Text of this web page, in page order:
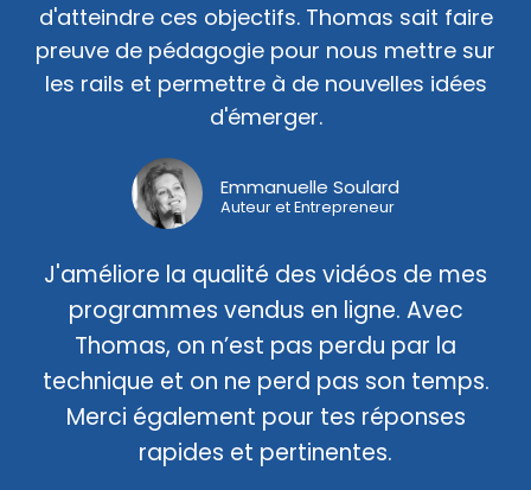
d'atteindre ces objectifs. Thomas sait faire
preuve de pédagogie pour nous mettre sur
les rails et permettre à de nouvelles idées
d'émerger.
Emmanuelle Soulard
Auteur et Entrepreneur
J'améliore la qualité des vidéos de mes
programmes vendus en ligne. Avec
Thomas, on n’est pas perdu par la
technique et on ne perd pas son temps.
Merci également pour tes réponses
rapides et pertinentes.